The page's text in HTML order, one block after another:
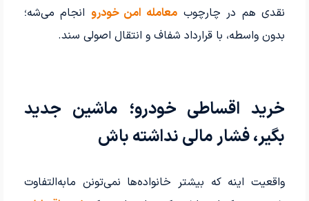
نقدی هم در چارچوب معامله امن خودرو انجام می‌شه؛
بدون واسطه، با قرارداد شفاف و انتقال اصولی سند.
خرید اقساطی خودرو؛ ماشین جدید
بگیر، فشار مالی نداشته باش
واقعیت اینه که بیشتر خانواده‌ها نمی‌تونن مابه‌التفاوت